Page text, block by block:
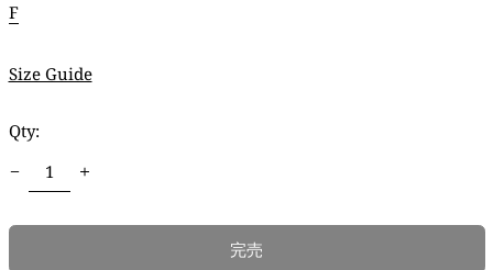
F
Size Guide
Qty:
完売